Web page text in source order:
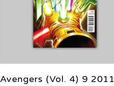
Avengers (Vol. 4) 9 2011